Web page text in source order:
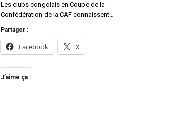
Les clubs congolais en Coupe de la
Confédération de la CAF connaissent…
Partager :
Facebook X
J’aime ça :